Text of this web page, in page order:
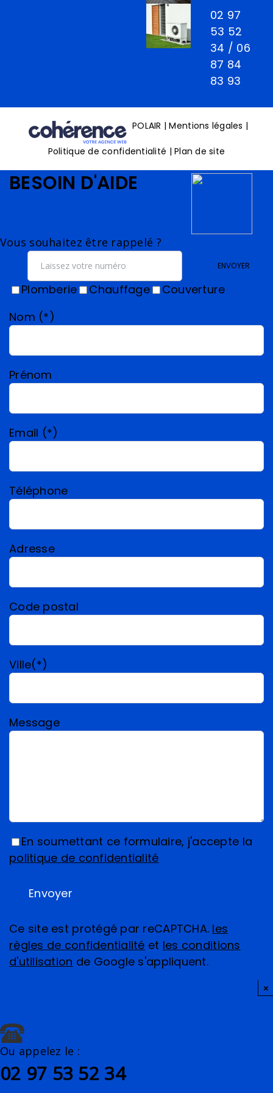
02 97
53 52
34 / 06
87 84
83 93
POLAIR | Mentions légales |
Politique de confidentialité |Plan de site
BESOIN D'AIDE
Vous souhaitez être rappelé ?
ENVOYER
Plomberie Chauffage
Couverture
Nom (*)
Prénom
Email (*)
Téléphone
Adresse
Code postal
Ville(*)
Message
En soumettant ce formulaire, j'accepte la
politique de confidentialité
Ce site est protégé par reCAPTCHA. les
règles de confidentialité et les conditions
d'utilisation de Google s'appliquent.
×
Ou appelez le :
02 97 53 52 34